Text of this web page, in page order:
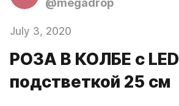
@megadrop
July 3, 2020
РОЗА В КОЛБЕ с LED
подстветкой 25 см